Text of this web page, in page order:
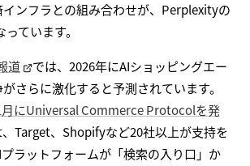
ンフラとの組み合わせが、Perplexityの
ています。
道
では、2026年にAIショッピングエー
さらに激化すると予測されています。
月にUniversal Commerce Protocolを発
Target、Shopifyなど20社以上が支持を
ラットフォームが「検索の入り口」か